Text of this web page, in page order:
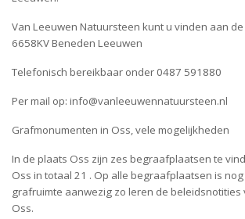
Van Leeuwen Natuursteen kunt u vinden aan
6658KV Beneden Leeuwen
Telefonisch bereikbaar onder 0487 591880
Per mail op: info@vanleeuwennatuursteen.nl
Grafmonumenten in Oss, vele mogelijkheden
In de plaats Oss zijn zes begraafplaatsen te
Oss in totaal 21 . Op alle begraafplaatsen is
grafruimte aanwezig zo leren de beleidsnotities
Oss.